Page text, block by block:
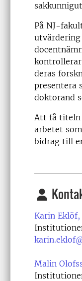
På NJ-
kontrollerar
deras
presentera
doktorand
Att få titeln
arbetet
bidrag till
Karin Eklöf,
Malin